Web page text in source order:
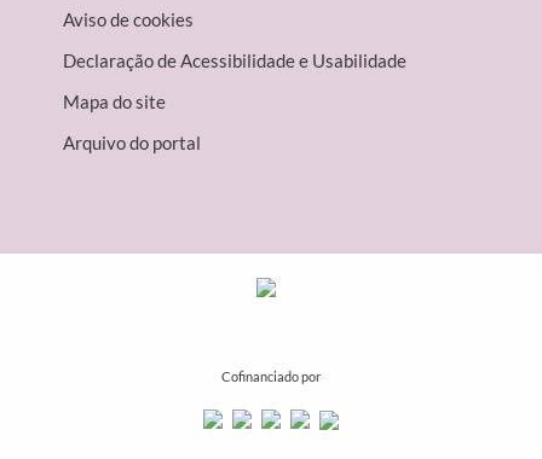
Aviso de cookies
Declaração de Acessibilidade e Usabilidade
Mapa do site
Arquivo do portal
Cofinanciado por